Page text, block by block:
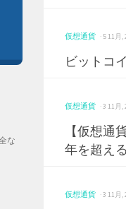
仮想通貨 · 5 11月,
ビットコ
仮想通貨 · 3 11月,
【仮想通
年を超え
仮想通貨 · 3 11月,